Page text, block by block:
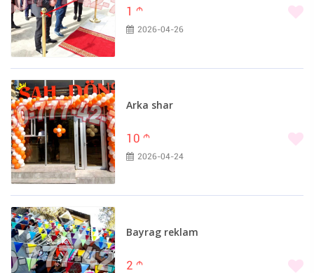
1 m
2026-04-26
Arka shar
10 m
2026-04-24
Bayrag reklam
2 m